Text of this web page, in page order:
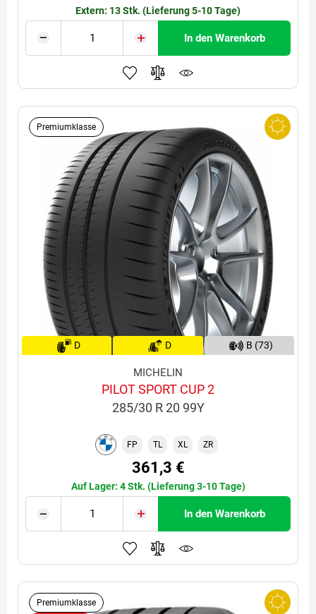
Extern: 13 Stk. (Lieferung 5-10 Tage)
In den Warenkorb
Premiumklasse
D D B (73)
MICHELIN
PILOT SPORT CUP 2
285/30 R 20 99Y
FP TL XL ZR
361,3 €
Auf Lager: 4 Stk. (Lieferung 3-10 Tage)
In den Warenkorb
Premiumklasse